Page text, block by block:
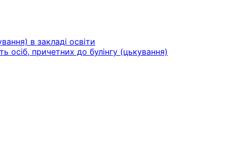
в закладі освіти
осіб, причетних до булінгу (цькування)